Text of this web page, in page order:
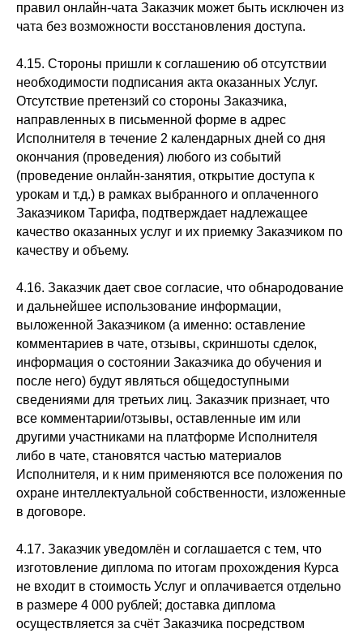
правил онлайн-чата Заказчик может быть исключен из
чата без возможности восстановления доступа.
4.15. Стороны пришли к соглашению об отсутствии
необходимости подписания акта оказанных Услуг.
Отсутствие претензий со стороны Заказчика,
направленных в письменной форме в адрес
Исполнителя в течение 2 календарных дней со дня
окончания (проведения) любого из событий
(проведение онлайн-занятия, открытие доступа к
урокам и т.д.) в рамках выбранного и оплаченного
Заказчиком Тарифа, подтверждает надлежащее
качество оказанных услуг и их приемку Заказчиком по
качеству и объему.
4.16. Заказчик дает свое согласие, что обнародование
и дальнейшее использование информации,
выложенной Заказчиком (а именно: оставление
комментариев в чате, отзывы, скриншоты сделок,
информация о состоянии Заказчика до обучения и
после него) будут являться общедоступными
сведениями для третьих лиц. Заказчик признает, что
все комментарии/отзывы, оставленные им или
другими участниками на платформе Исполнителя
либо в чате, становятся частью материалов
Исполнителя, и к ним применяются все положения по
охране интеллектуальной собственности, изложенные
в договоре.
4.17. Заказчик уведомлён и соглашается с тем, что
изготовление диплома по итогам прохождения Курса
не входит в стоимость Услуг и оплачивается отдельно
в размере 4 000 рублей; доставка диплома
осуществляется за счёт Заказчика посредством